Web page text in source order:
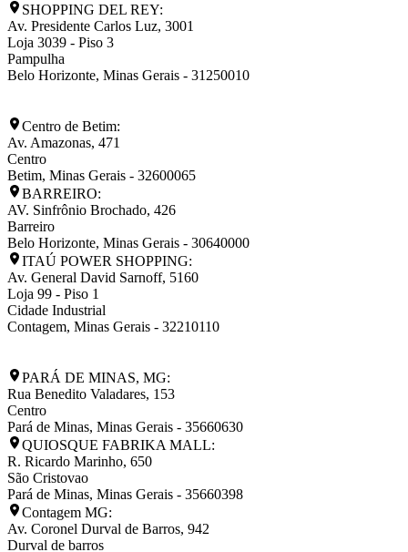
SHOPPING DEL REY:
Av. Presidente Carlos Luz, 3001
Loja 3039 - Piso 3
Pampulha
Belo Horizonte, Minas Gerais - 31250010
Centro de Betim:
Av. Amazonas, 471
Centro
Betim, Minas Gerais - 32600065
BARREIRO:
AV. Sinfrônio Brochado, 426
Barreiro
Belo Horizonte, Minas Gerais - 30640000
ITAÚ POWER SHOPPING:
Av. General David Sarnoff, 5160
Loja 99 - Piso 1
Cidade Industrial
Contagem, Minas Gerais - 32210110
PARÁ DE MINAS, MG:
Rua Benedito Valadares, 153
Centro
Pará de Minas, Minas Gerais - 35660630
QUIOSQUE FABRIKA MALL:
R. Ricardo Marinho, 650
São Cristovao
Pará de Minas, Minas Gerais - 35660398
Contagem MG:
Av. Coronel Durval de Barros, 942
Durval de barros